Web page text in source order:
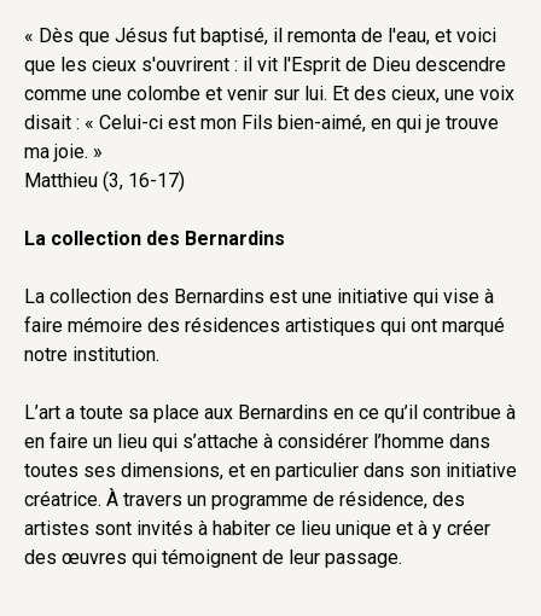
« Dès que Jésus fut baptisé, il remonta de l'eau, et voici
que les cieux s'ouvrirent : il vit l'Esprit de Dieu descendre
comme une colombe et venir sur lui. Et des cieux, une voix
disait : « Celui-ci est mon Fils bien-aimé, en qui je trouve
ma joie. »
Matthieu (3, 16-17)
La collection des Bernardins
La collection des Bernardins est une initiative qui vise à
faire mémoire des résidences artistiques qui ont marqué
notre institution.
L’art a toute sa place aux Bernardins en ce qu’il contribue à
en faire un lieu qui s’attache à considérer l’homme dans
toutes ses dimensions, et en particulier dans son initiative
créatrice. À travers un programme de résidence, des
artistes sont invités à habiter ce lieu unique et à y créer
des œuvres qui témoignent de leur passage.